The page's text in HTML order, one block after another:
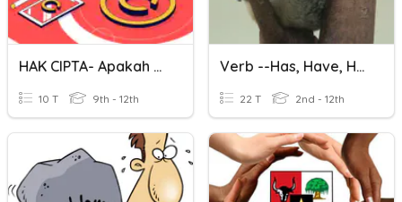
HAK CIPTA- Apakah Karya Yang Dilindungi ?
10 T 9th - 12th
Verb --Has, Have, Had
22 T 2nd - 12th